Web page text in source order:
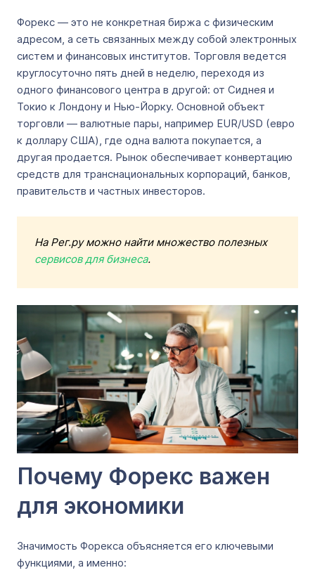
Форекс — это не конкретная биржа с физическим
адресом, а сеть связанных между собой электронных
систем и финансовых институтов. Торговля ведется
круглосуточно пять дней в неделю, переходя из
одного финансового центра в другой: от Сиднея и
Токио к Лондону и Нью-Йорку. Основной объект
торговли — валютные пары, например EUR/USD (евро
к доллару США), где одна валюта покупается, а
другая продается. Рынок обеспечивает конвертацию
средств для транснациональных корпораций, банков,
правительств и частных инвесторов.
На Рег.ру можно найти множество полезных
сервисов для бизнеса.
Почему Форекс важен
для экономики
Значимость Форекса объясняется его ключевыми
функциями, а именно: